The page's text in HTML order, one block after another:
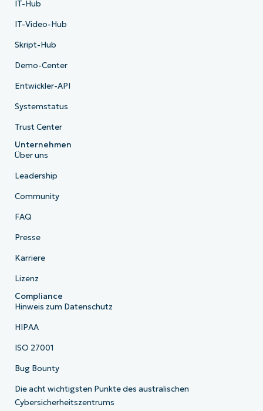
IT-Hub
IT-Video-Hub
Skript-Hub
Demo-Center
Entwickler-API
Systemstatus
Trust Center
Unternehmen
Über uns
Leadership
Community
FAQ
Presse
Karriere
Lizenz
Compliance
Hinweis zum Datenschutz
HIPAA
ISO 27001
Bug Bounty
Die acht wichtigsten Punkte des australischen
Cybersicherheitszentrums